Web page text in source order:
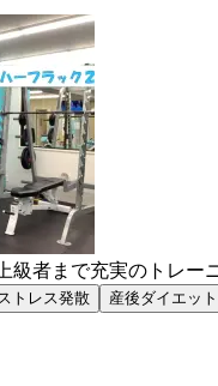
者まで充実のトレー
トレス発散 産後ダイエット